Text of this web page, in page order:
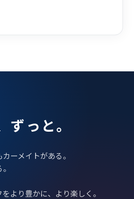
ずっと。
ーメイトがある。
より豊かに、より楽しく。